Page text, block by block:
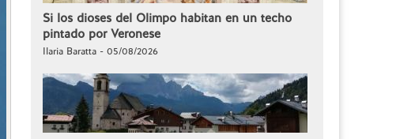
Si los dioses del Olimpo habitan en un techo
pintado por Veronese
Ilaria Baratta - 05/08/2026